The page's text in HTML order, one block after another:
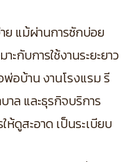
ย แม้ผ่านการซักบ่อย
กับการใช้งานระยะยาว
พ่อบ้าน งานโรงแรม รี
าล และธุรกิจบริการ
ดูสะอาด เป็นระเบียบ